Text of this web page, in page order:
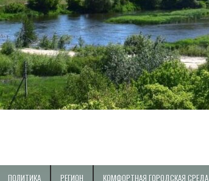
ПОЛИТИКА РЕГИОН КОМФОРТНАЯ ГОРОДСКАЯ СРЕДА